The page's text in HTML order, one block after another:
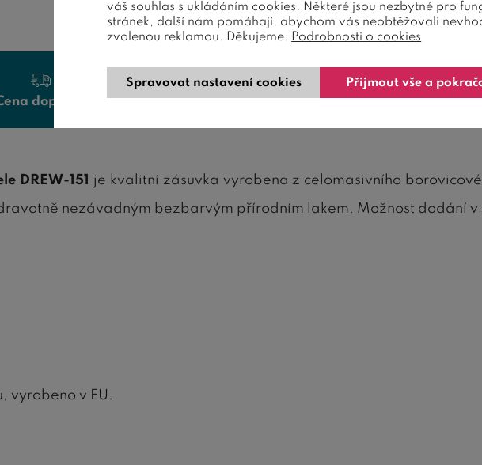
dopravy Recenze Dotaz prodejci
DREW-151 je kvalitní zásuvka vyrobena z celomasivního
nezávadným bezbarvým přírodním lakem. Možnost dodání v
vyrobeno v EU.
váš souhlas s ukládáním cookies. Některé jsou nezbytné pro
stránek, další nám pomáhají, abychom vás neobtěžovali
zvolenou reklamou. Děkujeme. Podrobnosti o cookies
Spravovat nastavení cookies Přijmout vše a